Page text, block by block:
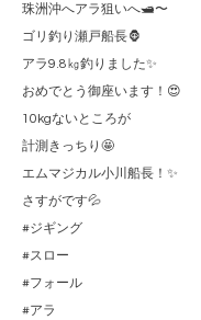
珠洲沖へアラ狙いへ🛥️〜
ゴリ釣り瀬戸船長🦍
アラ9.8㎏釣りました✨
おめでとう御座います！😍
10kgないところが
計測きっちり🤩
エムマジカル小川船長！✨
さすがです💦
#ジギング
#スロー
#フォール
#アラ